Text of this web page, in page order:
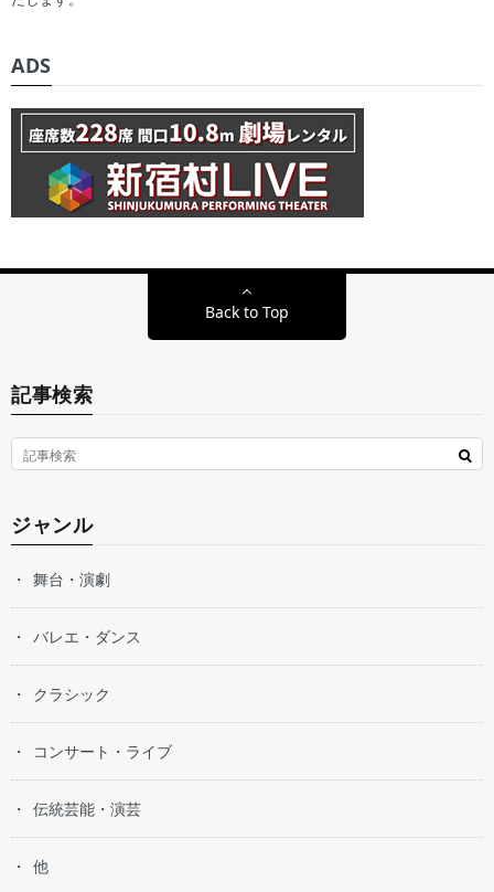
ADS
Back to Top
記事検索
ジャンル
舞台・演劇
バレエ・ダンス
クラシック
コンサート・ライブ
伝統芸能・演芸
他